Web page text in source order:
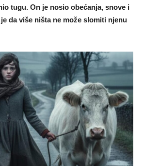
tugu. On je nosio obećanja, snove i
da više ništa ne može slomiti njenu